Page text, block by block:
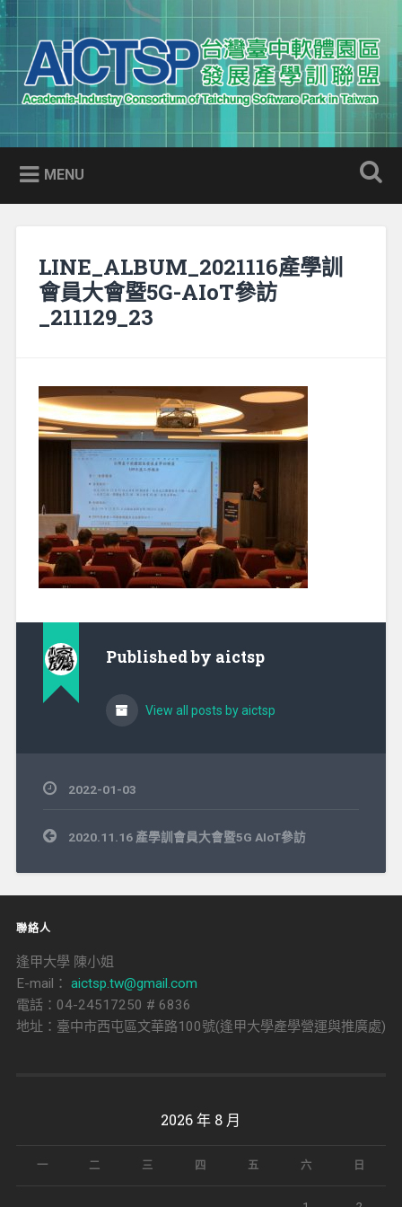
Skip
to
content
Search
AICTSP 台灣臺中軟體園區發展
產學訓聯盟
Academia-Industry Consortium of Taichung Software Park
in Taiwan
MENU
LINE_ALBUM_2021116產學訓
會員大會暨5G-AIoT參訪
_211129_23
Published by aictsp
View all posts by aictsp
2022-01-03
文
章
覽
2020.11.16 產學訓會員大會暨5G AIoT參訪
聯絡人
逢甲大學 陳小姐
E-mail： aictsp.tw@gmail.com
電話：04-24517250 # 6836
地址：臺中市西屯區文華路100號(逢甲大學產學營運與推廣處)
2026 年 8 月
一 二 三 四 五 六 日